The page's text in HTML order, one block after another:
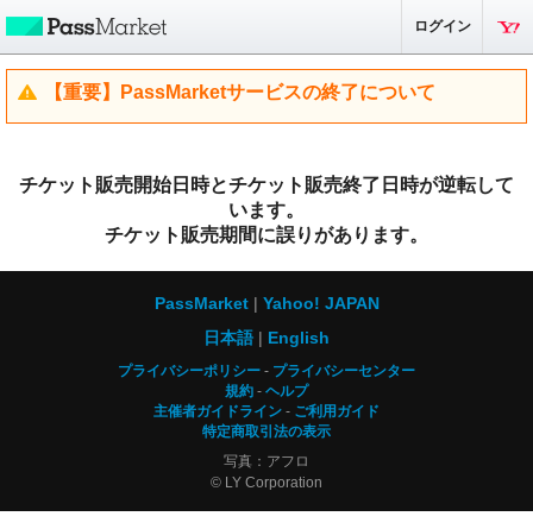
ログイン
【重要】PassMarketサービスの終了について
チケット販売開始日時とチケット販売終了日時が逆転して
います。
チケット販売期間に誤りがあります。
PassMarket
Yahoo! JAPAN
日本語
English
プライバシーポリシー
プライバシーセンター
規約
ヘルプ
主催者ガイドライン
ご利用ガイド
特定商取引法の表示
写真：アフロ
© LY Corporation